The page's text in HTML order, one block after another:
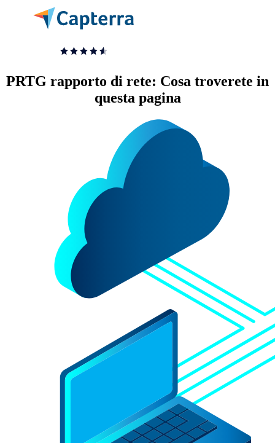
PRTG rapporto di rete: Cosa troverete in
questa pagina